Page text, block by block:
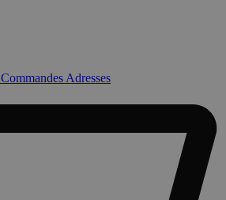
Commandes Adresses